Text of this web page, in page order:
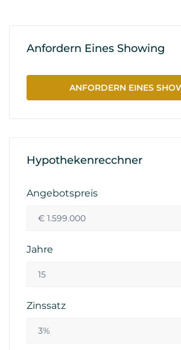
Anfordern Eines Showing
ANFORDERN EINES
Hypothekenrecchner
Angebotspreis
Jahre
Zinssatz